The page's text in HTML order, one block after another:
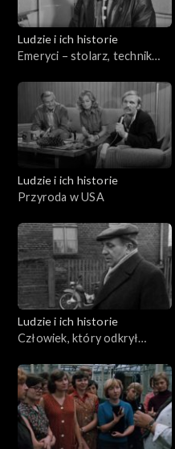
Ludzie i ich historie
Emeryci – stolarz, technik
Ludzie i ich historie
Przyroda w USA
Ludzie i ich historie
Człowiek, który odkrył